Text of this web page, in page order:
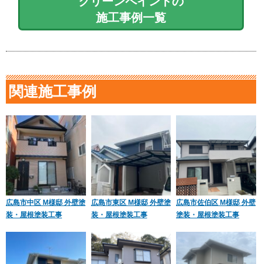
施工事例一覧
関連施工事例
広島市中区 M様邸 外壁塗
装・屋根塗装工事
広島市東区 M様邸 外壁塗
装・屋根塗装工事
広島市佐伯区 M様邸 外壁
塗装・屋根塗装工事